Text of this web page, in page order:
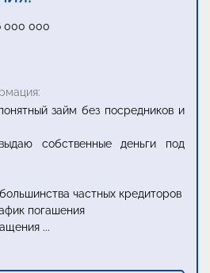
000 000
займ без посредников и
собственные деньги под
частных кредиторов
погашения
...